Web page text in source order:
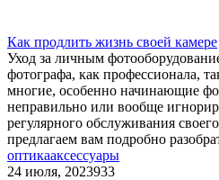
Как продлить жизнь своей камере
Уход за личным
фотографа, как профессионала,
многие, особенно начинающие
неправильно или вообще
регулярного обслуживания
предлагаем вам подробно
оптикааксессуары
24 июля, 2023933